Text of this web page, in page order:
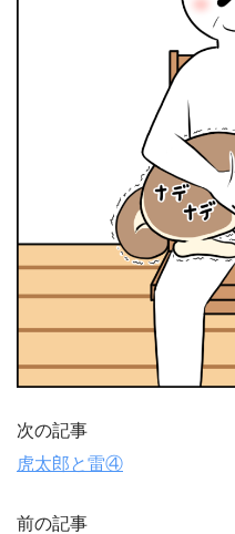
次の記事
虎太郎と雷④
前の記事